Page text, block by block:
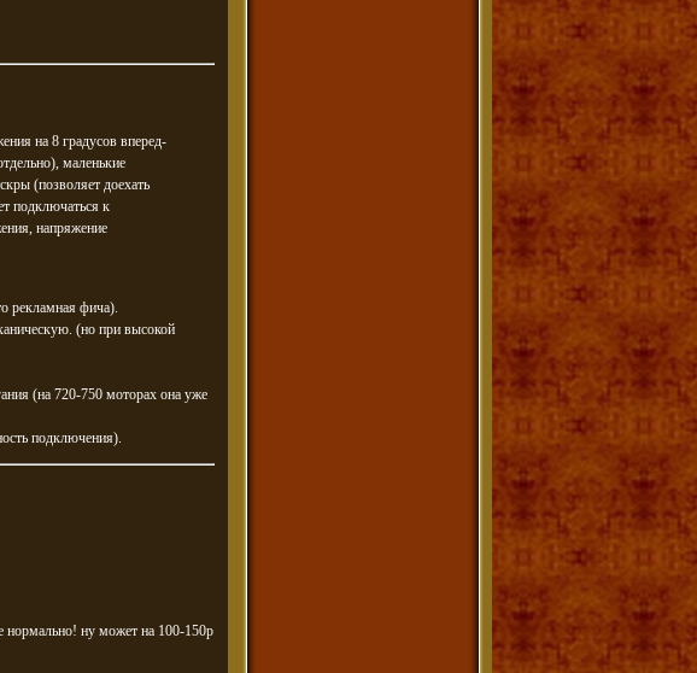
на 8 градусов вперед-
маленькие
(позволяет доехать
подключаться к
напряжение
рекламная фича).
(но при высокой
(на 720-750 моторах она уже
подключения).
нормально! ну может на 100-150р